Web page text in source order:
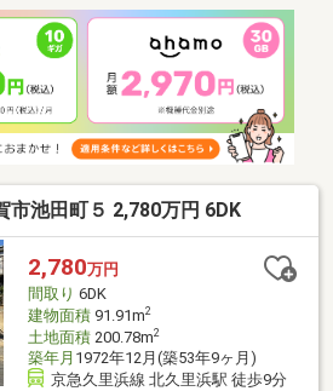
や教育施設も近く、子育て世帯に安心-
暮らしが可能
市池田町５ 2,780万円 6DK
2,780万円
間取り 6DK
建物面積91.91m2
土地面積200.78m2
築年月 1972年12月(築53年9ヶ月)
京急久里浜線 北久里浜駅 徒歩9分